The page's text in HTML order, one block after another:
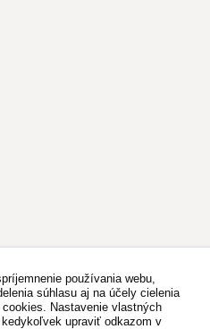
používania webu,
súhlasu aj na účely cielenia
Nastavenie vlastných
upraviť odkazom v